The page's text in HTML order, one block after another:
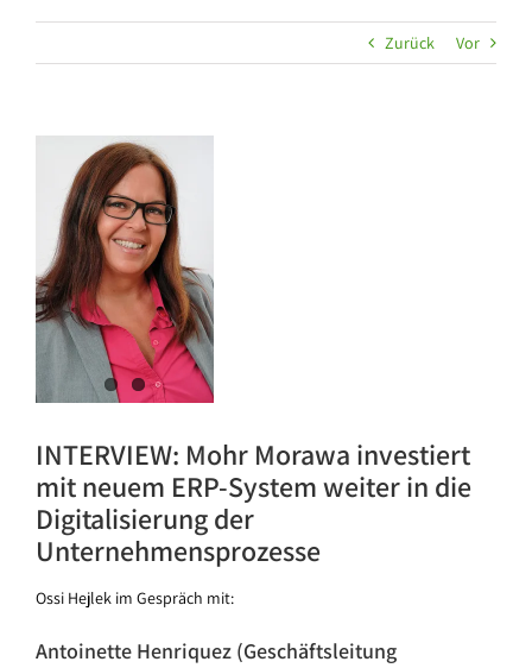
Zurück Vor
INTERVIEW: Mohr Morawa investiert
mit neuem ERP-System weiter in die
Digitalisierung der
Unternehmensprozesse
Ossi Hejlek im Gespräch mit:
Antoinette Henriquez (Geschäftsleitung